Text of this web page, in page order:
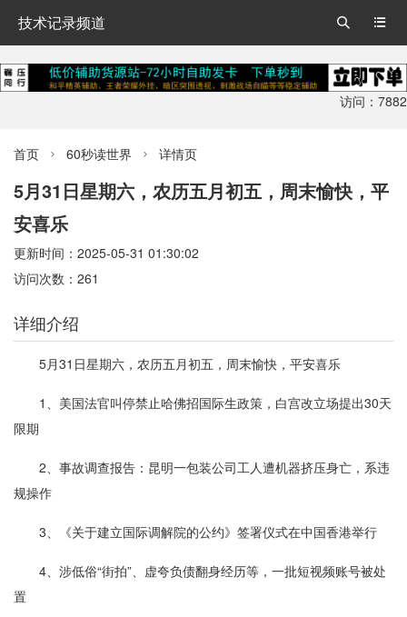
技术记录频道 

访问：7882
首页  60秒读世界  详情页
5月31日星期六，农历五月初五，周末愉快，平
安喜乐
更新时间：2025-05-31 01:30:02
访问次数：261
详细介绍
5月31日星期六，农历五月初五，周末愉快，平安喜乐
1、美国法官叫停禁止哈佛招国际生政策，白宫改立场提出30天
限期
2、事故调查报告：昆明一包装公司工人遭机器挤压身亡，系违
规操作
3、《关于建立国际调解院的公约》签署仪式在中国香港举行
4、涉低俗“街拍”、虚夸负债翻身经历等，一批短视频账号被处
置